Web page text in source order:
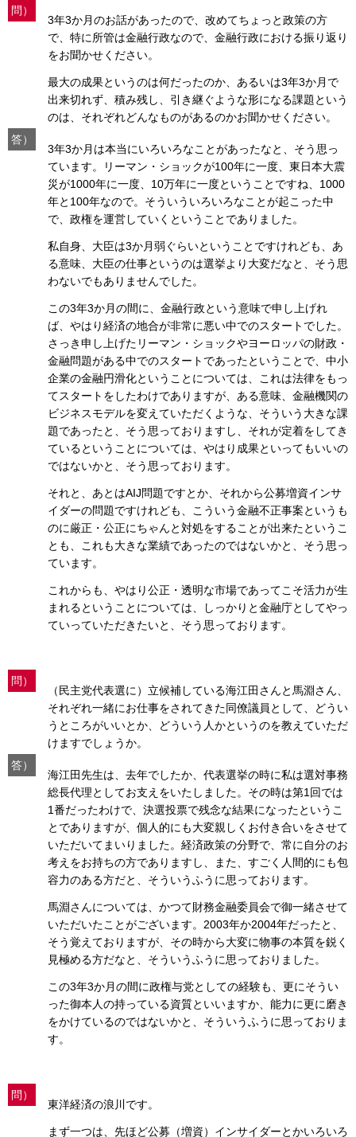
問）
3年3か月のお話があったので、改めてちょっと政策の方
で、特に所管は金融行政なので、金融行政における振り返り
をお聞かせください。
最大の成果というのは何だったのか、あるいは3年3か月で
出来切れず、積み残し、引き継ぐような形になる課題という
のは、それぞれどんなものがあるのかお聞かせください。
答）
3年3か月は本当にいろいろなことがあったなと、そう思っ
ています。リーマン・ショックが100年に一度、東日本大震
災が1000年に一度、10万年に一度ということですね、1000
年と100年なので。そういういろいろなことが起こった中
で、政権を運営していくということでありました。
私自身、大臣は3か月弱ぐらいということですけれども、あ
る意味、大臣の仕事というのは選挙より大変だなと、そう思
わないでもありませんでした。
この3年3か月の間に、金融行政という意味で申し上げれ
ば、やはり経済の地合が非常に悪い中でのスタートでした。
さっき申し上げたリーマン・ショックやヨーロッパの財政・
金融問題がある中でのスタートであったということで、中小
企業の金融円滑化ということについては、これは法律をもっ
てスタートをしたわけでありますが、ある意味、金融機関の
ビジネスモデルを変えていただくような、そういう大きな課
題であったと、そう思っておりますし、それが定着をしてき
ているということについては、やはり成果といってもいいの
ではないかと、そう思っております。
それと、あとはAIJ問題ですとか、それから公募増資インサ
イダーの問題ですけれども、こういう金融不正事案というも
のに厳正・公正にちゃんと対処をすることが出来たというこ
とも、これも大きな業績であったのではないかと、そう思っ
ています。
これからも、やはり公正・透明な市場であってこそ活力が生
まれるということについては、しっかりと金融庁としてやっ
ていっていただきたいと、そう思っております。
問）
（民主党代表選に）立候補している海江田さんと馬淵さん、
それぞれ一緒にお仕事をされてきた同僚議員として、どうい
うところがいいとか、どういう人かというのを教えていただ
けますでしょうか。
答）
海江田先生は、去年でしたか、代表選挙の時に私は選対事務
総長代理としてお支えをいたしました。その時は第1回では
1番だったわけで、決選投票で残念な結果になったというこ
とでありますが、個人的にも大変親しくお付き合いをさせて
いただいてまいりました。経済政策の分野で、常に自分のお
考えをお持ちの方でありますし、また、すごく人間的にも包
容力のある方だと、そういうふうに思っております。
馬淵さんについては、かつて財務金融委員会で御一緒させて
いただいたことがございます。2003年か2004年だったと、
そう覚えておりますが、その時から大変に物事の本質を鋭く
見極める方だなと、そういうふうに思っておりました。
この3年3か月の間に政権与党としての経験も、更にそうい
った御本人の持っている資質といいますか、能力に更に磨き
をかけているのではないかと、そういうふうに思っておりま
す。
問）
東洋経済の浪川です。
まず一つは、先ほど公募（増資）インサイダーとかいろいろ